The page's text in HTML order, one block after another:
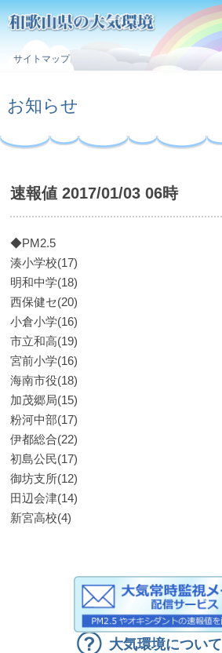
サイトマップ
お知らせ
速報値 2017/01/03 06時
◆PM2.5
湊小学校(17)
明和中学(18)
西保健セ(20)
小倉小学(16)
市立和高(19)
宮前小学(16)
海南市役(18)
加茂郷局(15)
粉河中部(17)
伊都総合(22)
初島公民(17)
御坊支所(12)
田辺会津(14)
新宮高校(4)
大気環境について